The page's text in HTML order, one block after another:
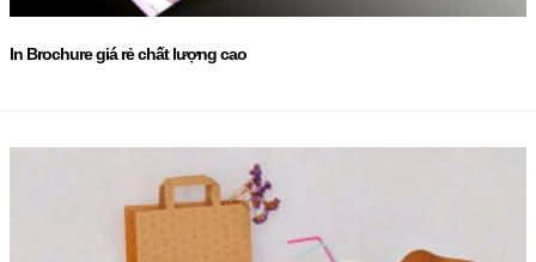
In Brochure giá rẻ chất lượng cao